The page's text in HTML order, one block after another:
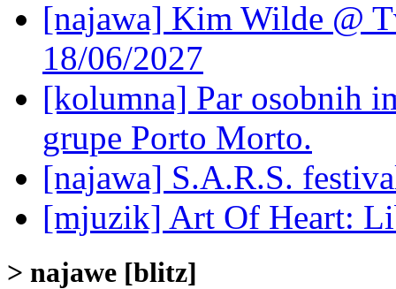
[najawa] Kim Wilde @
18/06/2027
[kolumna] Par osobnih
grupe Porto Morto.
[najawa] S.A.R.S.
[mjuzik] Art Of Heart:
> najawe [blitz]